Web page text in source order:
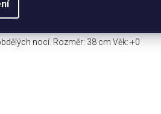
totiž hledám … začala jsem zpěvem a
co bude dál? Pomůžeš mi najít
nocí. Rozměr: 38 cm Věk: +0